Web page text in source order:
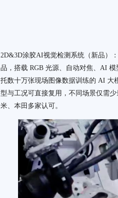
2D&3D涂胶AI视觉检测系统（新品）
品，搭载 RGB 光源、自动对焦、AI
托数十万张现场图像数据训练的 AI 大
型与工况可直接复用，不同场景仅需
米、本田多家认可。